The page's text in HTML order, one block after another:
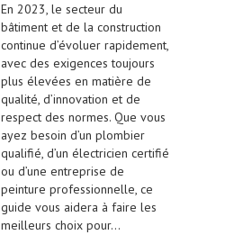
En 2023, le secteur du
bâtiment et de la construction
continue d’évoluer rapidement,
avec des exigences toujours
plus élevées en matière de
qualité, d’innovation et de
respect des normes. Que vous
ayez besoin d’un plombier
qualifié, d’un électricien certifié
ou d’une entreprise de
peinture professionnelle, ce
guide vous aidera à faire les
meilleurs choix pour…